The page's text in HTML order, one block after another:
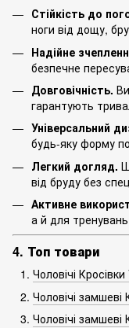
Стійкість до
ноги від дощу,
Надійне
безпечне
Довговічність.
гарантують
Універсальний
будь-яку форму
Легкий догляд.
від бруду без
Активне
а й для
4. Топ товари
Чоловічі
Чоловічі
Чоловічі замшеві